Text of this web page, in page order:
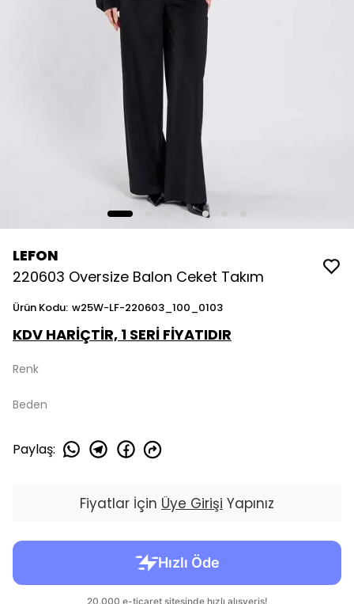
LEFON
220603 Oversize Balon Ceket Takım
Ürün Kodu: w25W-LF-220603_100_0103
KDV HARİÇTİR, 1 SERİ FİYATIDIR
Renk
Beden
Paylaş:
Fiyatlar İçin Üye Girişi Yapınız